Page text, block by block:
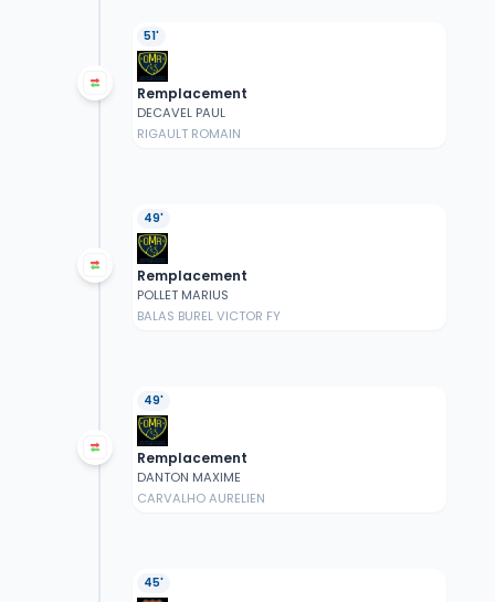
51'
Remplacement
DECAVEL PAUL
RIGAULT ROMAIN
49'
Remplacement
POLLET MARIUS
BALAS BUREL VICTOR FY
49'
Remplacement
DANTON MAXIME
CARVALHO AURELIEN
45'